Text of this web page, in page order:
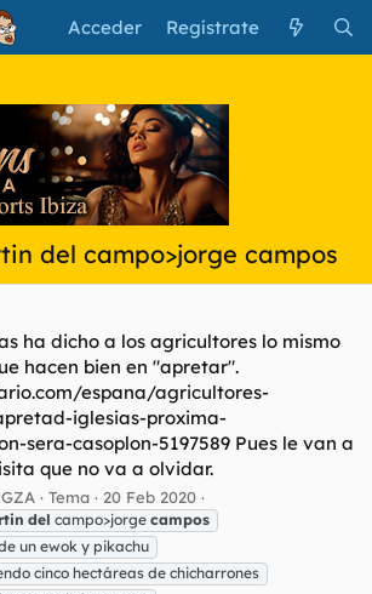
Acceder Regístrate
del campo>jorge campos
ha dicho a los agricultores lo mismo
hacen bien en "apretar".
espana/agricultores-
iglesias-proxima-
sera-casoplon-5197589 Pues le van a
que no va a olvidar.
Tema 20 Feb 2020
del campo>jorge campos
un ewok y pikachu
cinco hectáreas de chicharrones